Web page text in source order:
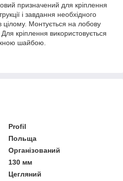
призначений для кріплення
і завдання необхідного
цілому. Монтується на лобову
кріплення використовується
шайбою.
Profil
Польща
Організований
130 мм
Цегляний